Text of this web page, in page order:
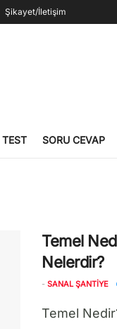
Şikayet/İletişim
TEST SORU CEVAP
Temel
Nelerdir?
- SANAL ŞANTIYE
Temel